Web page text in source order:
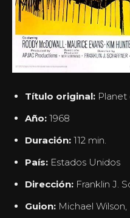
Título original:
Año: 1968
Duración: 112 min.
País: Estados Unidos
Dirección: Franklin J.
Guion: Michael